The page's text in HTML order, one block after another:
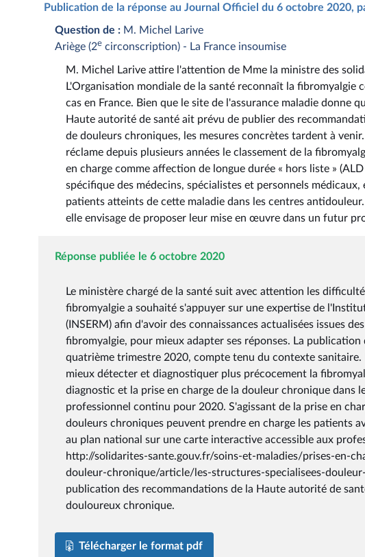
Publication de la réponse au Journal Officiel du 6 octobre 2020,
Question de : M. Michel Larive
Ariège (2e circonscription) - La France insoumise
M. Michel Larive attire l'attention de Mme la ministre des
L'Organisation mondiale de la santé reconnaît la fibromyalgie
cas en France. Bien que le site de l'assurance maladie donne
Haute autorité de santé ait prévu de publier des
de douleurs chroniques, les mesures concrètes tardent à
réclame depuis plusieurs années le classement de la
en charge comme affection de longue durée « hors liste »
spécifique des médecins, spécialistes et personnels
patients atteints de cette maladie dans les centres
elle envisage de proposer leur mise en œuvre dans un futur
Réponse publiée le 6 octobre 2020
Le ministère chargé de la santé suit avec attention les
fibromyalgie a souhaité s'appuyer sur une expertise de
(INSERM) afin d'avoir des connaissances actualisées issues
fibromyalgie, pour mieux adapter ses réponses. La
quatrième trimestre 2020, compte tenu du contexte
mieux détecter et diagnostiquer plus précocement la
diagnostic et la prise en charge de la douleur chronique
professionnel continu pour 2020. S'agissant de la prise en
douleurs chroniques peuvent prendre en charge les patients
au plan national sur une carte interactive accessible aux
http://solidarites-sante.gouv.fr/soins-et-maladies/prises-en-
douleur-chronique/article/les-structures-specialisees-
publication des recommandations de la Haute autorité de
douloureux chronique.
Télécharger le format pdf